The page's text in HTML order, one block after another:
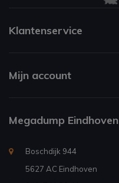
Klantenservice
Mijn account
Megadump Eindhoven
Boschdijk 944
5627 AC Eindhoven